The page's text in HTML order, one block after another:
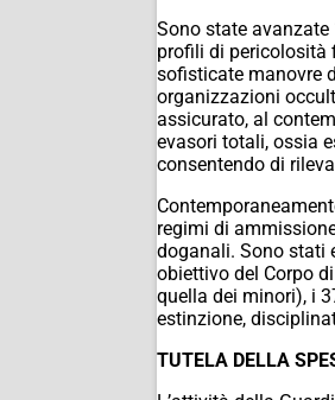
Sono state
profili di pericolosità
sofisticate manovre
organizzazioni
assicurato, al
evasori totali, ossia
consentendo di
regimi di
doganali. Sono stati
obiettivo del Corpo
quella dei minori), i
estinzione,
TUTELA DELLA